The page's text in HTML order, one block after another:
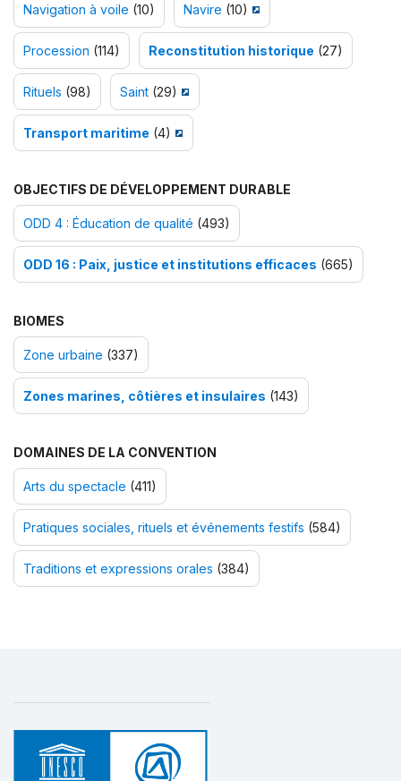
Navigation à voile (10) Navire (10)
Procession (114) Reconstitution historique (27)
Rituels (98) Saint (29)
Transport maritime (4)
OBJECTIFS DE DÉVELOPPEMENT DURABLE
ODD 4 : Éducation de qualité (493)
ODD 16 : Paix, justice et institutions efficaces (665)
BIOMES
Zone urbaine (337)
Zones marines, côtières et insulaires (143)
DOMAINES DE LA CONVENTION
Arts du spectacle (411)
Pratiques sociales, rituels et événements festifs (584)
Traditions et expressions orales (384)